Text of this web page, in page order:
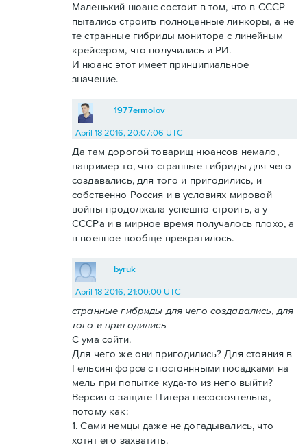
Маленький нюанс состоит в том, что в СССР
пытались строить полноценные линкоры, а не
те странные гибриды монитора с линейным
крейсером, что получились и РИ.
И нюанс этот имеет принципиальное
значение.
1977ermolov
April 18 2016, 20:07:06 UTC
Да там дорогой товарищ нюансов немало,
например то, что странные гибриды для чего
создавались, для того и пригодились, и
собственно Россия и в условиях мировой
войны продолжала успешно строить, а у
СССРа и в мирное время получалось плохо, а
в военное вообще прекратилось.
byruk
April 18 2016, 21:00:00 UTC
странные гибриды для чего создавались, для
того и пригодились
С ума сойти.
Для чего же они пригодились? Для стояния в
Гельсингфорсе с постоянными посадками на
мель при попытке куда-то из него выйти?
Версия о защите Питера несостоятельна,
потому как:
1. Сами немцы даже не догадывались, что
хотят его захватить.